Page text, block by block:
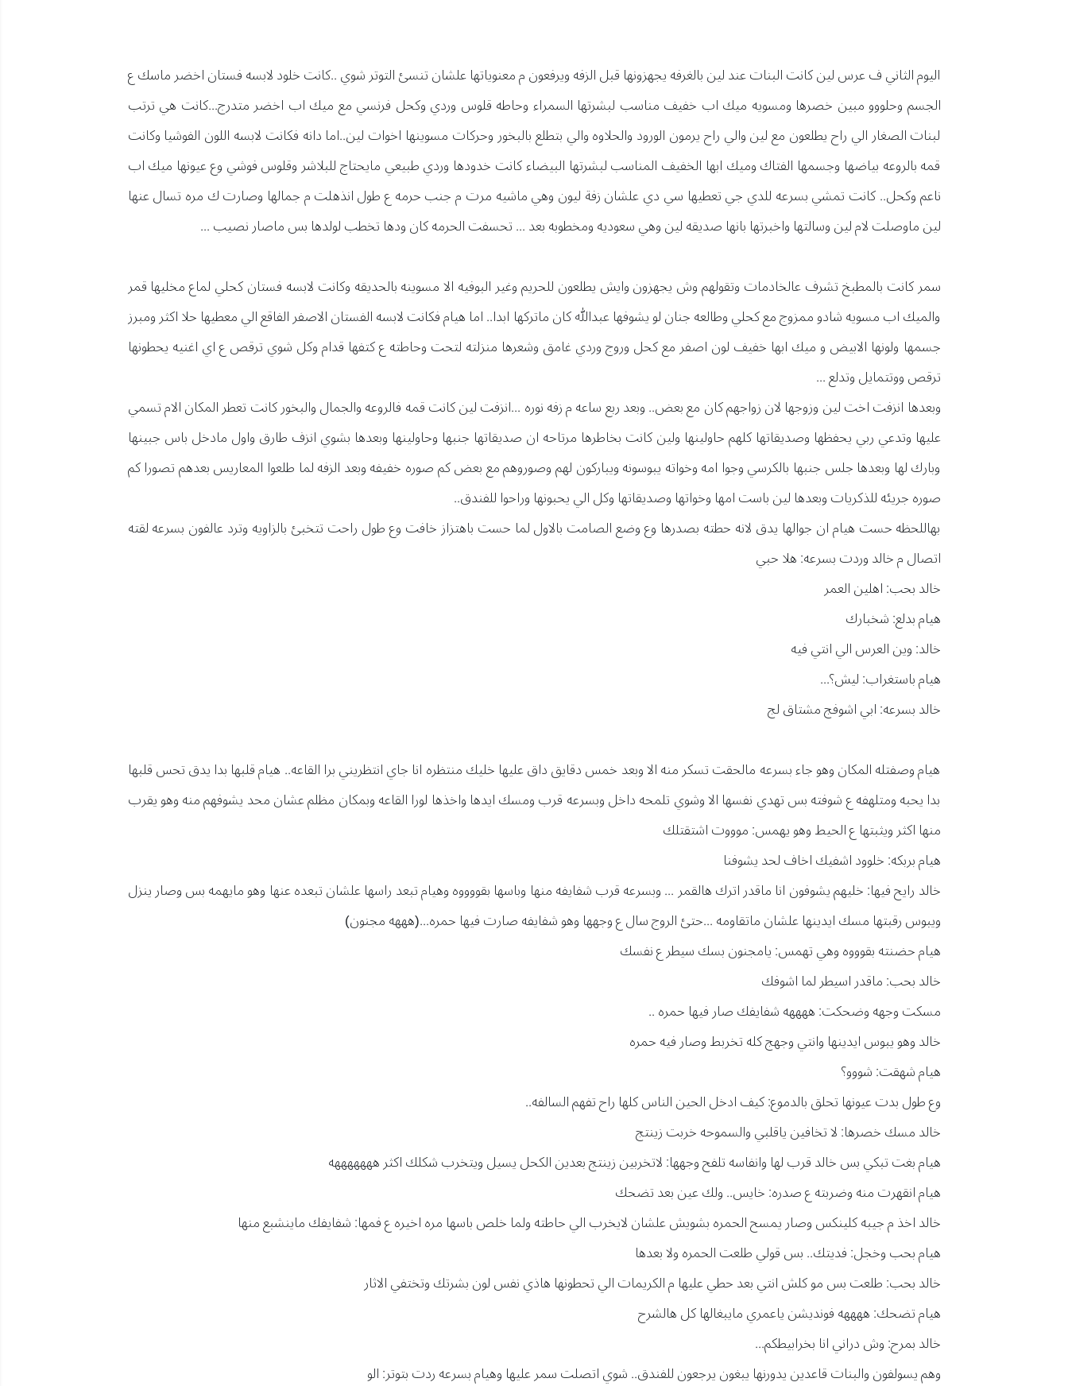
اليوم الثاني ف عرس لين كانت البنات عند لين بالغرفه يجهزونها قبل الزفه ويرفعون م معنوياتها علشان تنسئ التوتر شوي ..كانت خلود لابسه فستان اخضر ماسك ع
الجسم وحلووو مبين خصرها ومسويه ميك اب خفيف مناسب لبشرتها السمراء وحاطه قلوس وردي وكحل فرنسي مع ميك اب اخضر متدرج...كانت هي ترتب
لبنات الصغار الي راح يطلعون مع لين والي راح يرمون الورود والحلاوه والي بتطلع بالبخور وحركات مسوينها اخوات لين..اما دانه فكانت لابسه اللون الفوشيا وكانت
قمه بالروعه بياضها وجسمها الفتاك وميك ابها الخفيف المناسب لبشرتها البيضاء كانت خدودها وردي طبيعي مايحتاج للبلاشر وقلوس فوشي وع عيونها ميك اب
ناعم وكحل.. كانت تمشي بسرعه للدي جي تعطيها سي دي علشان زفة ليون وهي ماشيه مرت م جنب حرمه ع طول انذهلت م جمالها وصارت ك مره تسال عنها
لين ماوصلت لام لين وسالتها واخبرتها بانها صديقه لين وهي سعوديه ومخطوبه بعد ... تحسفت الحرمه كان ودها تخطب لولدها بس ماصار نصيب ...
سمر كانت بالمطبخ تشرف عالخادمات وتقولهم وش يجهزون وايش يطلعون للحريم وغير البوفيه الا مسوينه بالحديقه وكانت لابسه فستان كحلي لماع مخليها قمر
والميك اب مسويه شادو ممزوج مع كحلي وطالعه جنان لو يشوفها عبدالله كان ماتركها ابدا.. اما هيام فكانت لابسه الفستان الاصفر الفاقع الي معطيها حلا اكثر ومبرز
جسمها ولونها الابيض و ميك ابها خفيف لون اصفر مع كحل وروج وردي غامق وشعرها منزلته لتحت وحاطته ع كتفها قدام وكل شوي ترقص ع اي اغنيه يحطونها
ترقص ووتتمايل وتدلع ...
وبعدها انزفت اخت لين وزوجها لان زواجهم كان مع بعض.. وبعد ربع ساعه م زفه نوره ...انزفت لين كانت قمه فالروعه والجمال والبخور كانت تعطر المكان الام تسمي
عليها وتدعي ربي يحفظها وصديقاتها كلهم حاولينها ولين كانت بخاطرها مرتاحه ان صديقاتها جنبها وحاولينها وبعدها بشوي انزف طارق واول مادخل باس جبينها
وبارك لها وبعدها جلس جنبها بالكرسي وجوا امه وخواته يبوسونه ويباركون لهم وصوروهم مع بعض كم صوره خفيفه وبعد الزفه لما طلعوا المعاريس بعدهم تصورا كم
صوره جريئه للذكريات وبعدها لين باست امها وخواتها وصديقاتها وكل الي يحبونها وراحوا للفندق..
بهاللحظه حست هيام ان جوالها يدق لانه حطته بصدرها وع وضع الصامت بالاول لما حست باهتزاز خافت وع طول راحت تتخبئ بالزاويه وترد عالفون بسرعه لقته
اتصال م خالد وردت بسرعه: هلا حبي
خالد بحب: اهلين العمر
هيام بدلع: شخبارك
خالد: وين العرس الي انتي فيه
هيام باستغراب: ليش؟...
خالد بسرعه: ابي اشوفج مشتاق لج
هيام وصفتله المكان وهو جاء بسرعه مالحقت تسكر منه الا وبعد خمس دقايق داق عليها خليك منتظره انا جاي انتظريني برا القاعه.. هيام قلبها بدا يدق تحس قلبها
بدا يحبه ومتلهفه ع شوفته بس تهدي نفسها الا وشوي تلمحه داخل وبسرعه قرب ومسك ايدها واخذها لورا القاعه وبمكان مظلم عشان محد يشوفهم منه وهو يقرب
منها اكثر ويثبتها ع الحيط وهو يهمس: موووت اشتقتلك
هيام بربكه: خلوود اشفيك اخاف لحد يشوفنا
خالد رايح فيها: خليهم يشوفون انا ماقدر اترك هالقمر ... وبسرعه قرب شفايفه منها وباسها بقووووه وهيام تبعد راسها علشان تبعده عنها وهو مايهمه بس وصار ينزل
ويبوس رقبتها مسك ايدينها علشان ماتقاومه ...حتئ الروج سال ع وجهها وهو شفايفه صارت فيها حمره...(هههه مجنون)
هيام حضنته بقوووه وهي تهمس: يامجنون بسك سيطر ع نفسك
خالد بحب: ماقدر اسيطر لما اشوفك
مسكت وجهه وضحكت: ههههه شفايفك صار فيها حمره ..
خالد وهو يبوس ايدينها وانتي وجهج كله تخربط وصار فيه حمره
هيام شهقت: شووو؟
وع طول بدت عيونها تحلق بالدموع: كيف ادخل الحين الناس كلها راح تفهم السالفه..
خالد مسك خصرها: لا تخافين ياقلبي والسموحه خربت زينتج
هيام بغت تبكي بس خالد قرب لها وانفاسه تلفح وجهها: لاتخربين زينتج بعدين الكحل يسيل ويتخرب شكلك اكثر هههههههه
هيام انقهرت منه وضربته ع صدره: خايس.. ولك عين بعد تضحك
خالد اخذ م جيبه كلينكس وصار يمسح الحمره بشويش علشان لايخرب الي حاطته ولما خلص باسها مره اخيره ع فمها: شفايفك ماينشبع منها
هيام بحب وخجل: فديتك.. بس قولي طلعت الحمره ولا بعدها
خالد بحب: طلعت بس مو كلش انتي بعد حطي عليها م الكريمات الي تحطونها هاذي نفس لون بشرتك وتختفي الاثار
هيام تضحك: ههههه فونديشن ياعمري مايبغالها كل هالشرح
خالد بمرح: وش دراني انا بخرابيطكم...
وهم يسولفون والبنات قاعدين يدورنها يبغون يرجعون للفندق.. شوي اتصلت سمر عليها وهيام بسرعه ردت بتوتر: الو